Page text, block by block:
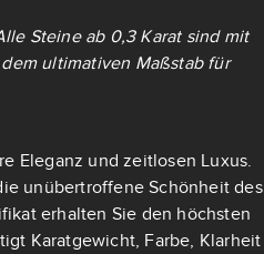
Steine ab 0,3 Karat sind mit
ultimativen Maßstab für
Eleganz und zeitlosen Luxus.
unübertroffene Schönheit des
erhalten Sie den höchsten
Karatgewicht, Farbe, Klarheit